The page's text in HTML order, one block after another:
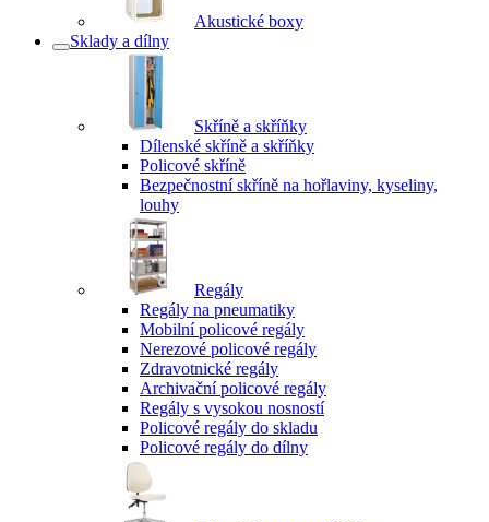
Akustické boxy
Sklady a dílny
Skříně a skříňky
Dílenské skříně a skříňky
Policové skříně
Bezpečnostní skříně na hořlaviny, kyseliny,
louhy
Regály
Regály na pneumatiky
Mobilní policové regály
Nerezové policové regály
Zdravotnické regály
Archivační policové regály
Regály s vysokou nosností
Policové regály do skladu
Policové regály do dílny